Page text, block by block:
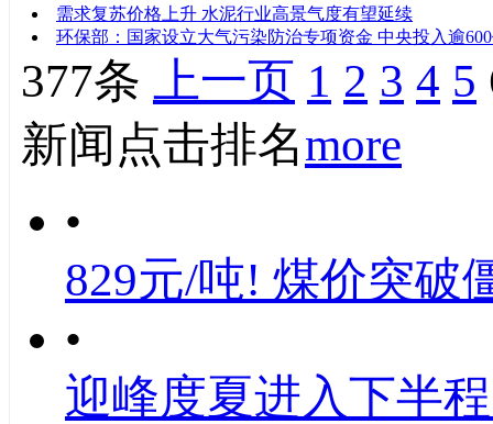
需求复苏价格上升 水泥行业高景气度有望延续
环保部：国家设立大气污染防治专项资金 中央投入逾
377条 上一页 1 2 3 4 5
新闻点击排名more
•
829元/吨! 煤价突破
•
迎峰度夏进入下半